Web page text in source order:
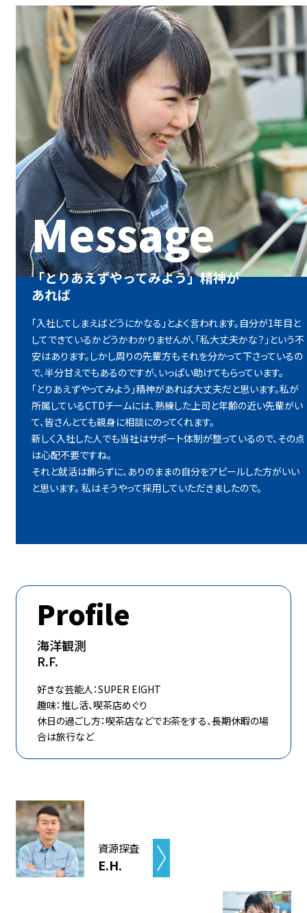
Message
「とりあえずやってみよう」精神が
あれば
「入社してしまえばどうにかなる」とよく言われます。自分が1年目と
してできているかどうかわかりませんが、「私大丈夫かな？」という不
安はあります。しかし周りの先輩方もそれを分かって下さっているの
で、半分甘えでもあるのですが、いっぱい助けてもらっています。
「とりあえずやってみよう」精神があれば大丈夫だと思います。私が
所属しているCTDチームには、熟練した上司と年齢の近い先輩がい
て、皆さんとても親身に相談にのってくれます。
新しく入社した人でも当社はサポート体制が整っているので、その点
は心配不要ですね。
それと就活は飾らずに、ありのままの自分をアピールした方がいい
と思います。 私はそうやって採用していただきましたので。
Profile
海洋観測
R.F.
好きな芸能人：SUPER EIGHT
趣味：推し活、喫茶店めぐり
休日の過ごし方：喫茶店などでお茶をする、長期休暇の場
合は旅行など
資源探査
E.H.